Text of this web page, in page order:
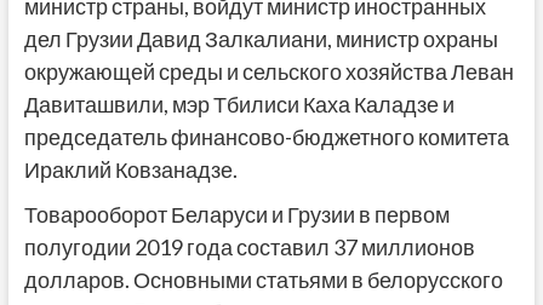
министр страны, войдут министр иностранных
дел Грузии Давид Залкалиани, министр охраны
окружающей среды и сельского хозяйства Леван
Давиташвили, мэр Тбилиси Каха Каладзе и
председатель финансово-бюджетного комитета
Ираклий Ковзанадзе.
Товарооборот Беларуси и Грузии в первом
полугодии 2019 года составил 37 миллионов
долларов. Основными статьями в белорусского